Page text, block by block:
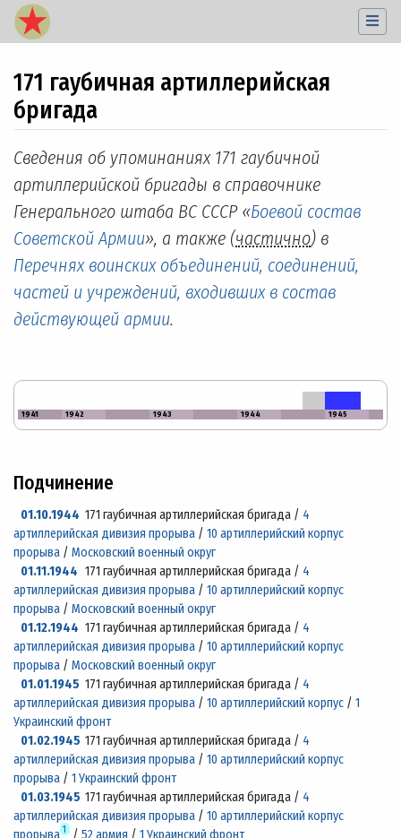
171 гаубичная артиллерийская
бригада
Перейти к:навигация,поиск
Сведения об упоминаниях 171 гаубичной
артиллерийской бригады в справочнике
Генерального штаба ВС СССР «Боевой состав
Советской Армии», а также (частично) в
Перечнях воинских объединений, соединений,
частей и учреждений, входивших в состав
действующей армии.
1941 1942 1943 1944 1945
Подчинение
01.10.1944171 гаубичная артиллерийская бригада / 4
артиллерийская дивизия прорыва / 10 артиллерийский корпус
прорыва / Московский военный округ
01.11.1944 171 гаубичная артиллерийская бригада / 4
артиллерийская дивизия прорыва / 10 артиллерийский корпус
прорыва / Московский военный округ
01.12.1944171 гаубичная артиллерийская бригада / 4
артиллерийская дивизия прорыва / 10 артиллерийский корпус
прорыва / Московский военный округ
01.01.1945171 гаубичная артиллерийская бригада / 4
артиллерийская дивизия прорыва / 10 артиллерийский корпус / 1
Украинский фронт
01.02.1945171 гаубичная артиллерийская бригада / 4
артиллерийская дивизия прорыва / 10 артиллерийский корпус
прорыва / 1 Украинский фронт
01.03.1945171 гаубичная артиллерийская бригада / 4
артиллерийская дивизия прорыва / 10 артиллерийский корпус
прорыва 1 / 52 армия / 1 Украинский фронт